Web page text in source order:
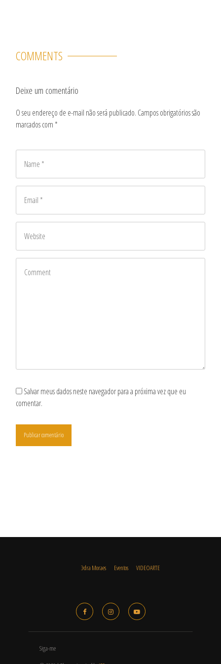
COMMENTS
Deixe um comentário
O seu endereço de e-mail não será publicado. Campos obrigatórios são
marcados com *
Salvar meus dados neste navegador para a próxima vez que eu
comentar.
Эdra Moraes Eventos VIDEOARTE
Siga-me